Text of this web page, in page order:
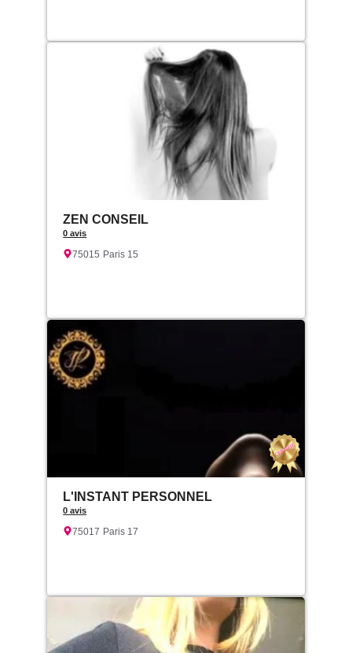
ZEN CONSEIL
0 avis
75015 Paris 15
L'INSTANT PERSONNEL
0 avis
75017 Paris 17